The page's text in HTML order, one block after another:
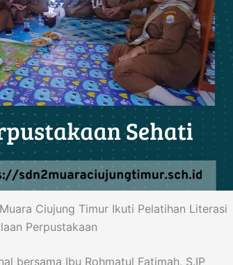
Ciujung Timur Ikuti Pelatihan Literasi
Perpustakaan
bersama Ibu Rohmatul Fatimah, S.IP